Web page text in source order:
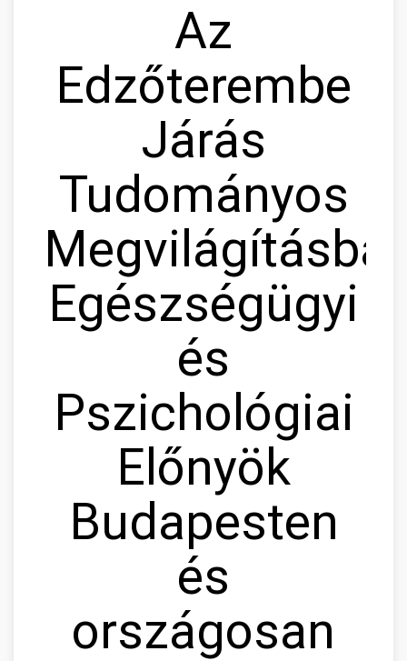
Az
Edzőterembe
Járás
Tudományos
Egészségügyi
és
Pszichológiai
Előnyök
Budapesten
és
országosan